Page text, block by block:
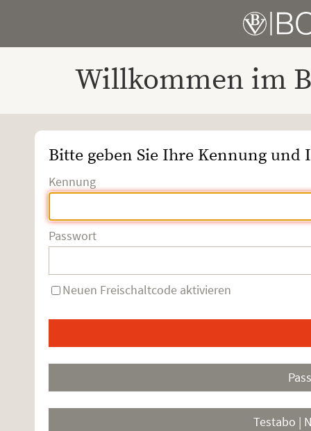
Willkommen im
Bitte geben Sie Ihre Kennung und
Kennung
Passwort
Neuen Freischaltcode aktivieren
Testabo |